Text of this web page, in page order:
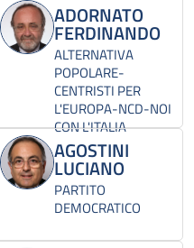
ADORNATO
FERDINANDO
ALTERNATIVA
POPOLARE-
CENTRISTI PER
L'EUROPA-NCD-NOI
CON L'ITALIA
AGOSTINI
LUCIANO
PARTITO
DEMOCRATICO